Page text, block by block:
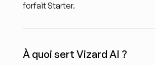
forfait Starter.
À quoi sert Vizard AI ?